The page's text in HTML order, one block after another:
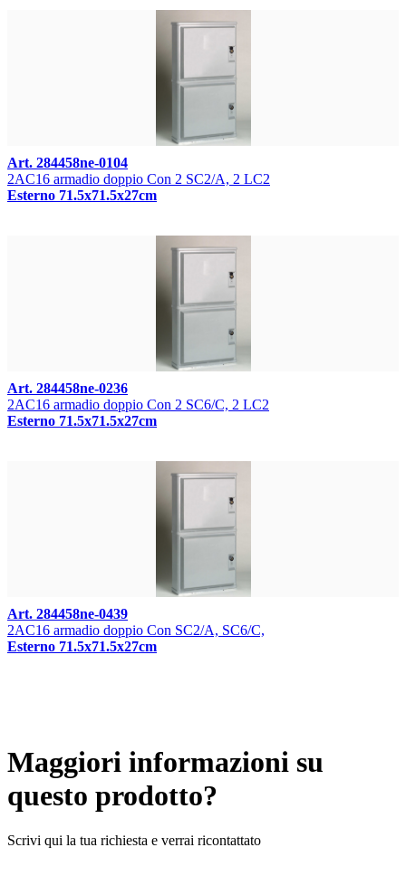
Art. 284458ne-0104
2AC16 armadio doppio Con 2 SC2/A, 2 LC2
Esterno 71.5x71.5x27cm
Art. 284458ne-0236
2AC16 armadio doppio Con 2 SC6/C, 2 LC2
Esterno 71.5x71.5x27cm
Art. 284458ne-0439
2AC16 armadio doppio Con SC2/A, SC6/C,
Esterno 71.5x71.5x27cm
Maggiori informazioni su
questo prodotto?
Scrivi qui la tua richiesta e verrai ricontattato